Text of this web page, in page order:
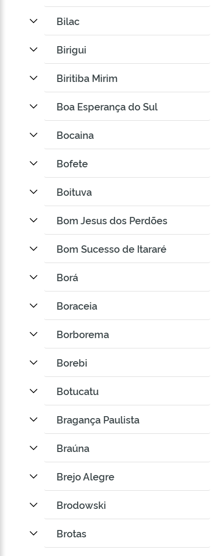
Bilac
Birigui
Biritiba Mirim
Boa Esperança do Sul
Bocaina
Bofete
Boituva
Bom Jesus dos Perdões
Bom Sucesso de Itararé
Borá
Boraceia
Borborema
Borebi
Botucatu
Bragança Paulista
Braúna
Brejo Alegre
Brodowski
Brotas